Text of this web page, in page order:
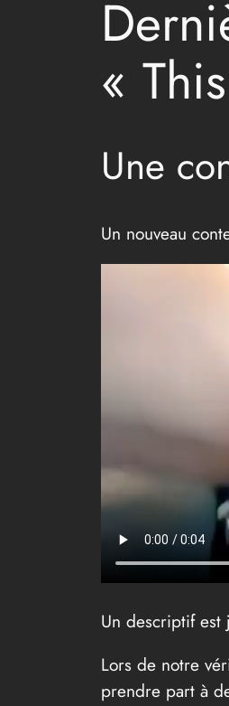
«
Une
Un nouveau
Un descriptif est
Lors de notre
prendre part à